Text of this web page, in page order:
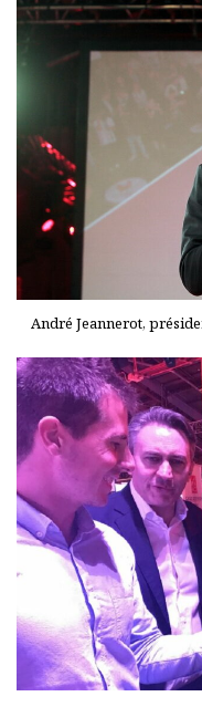
André Jeannerot,